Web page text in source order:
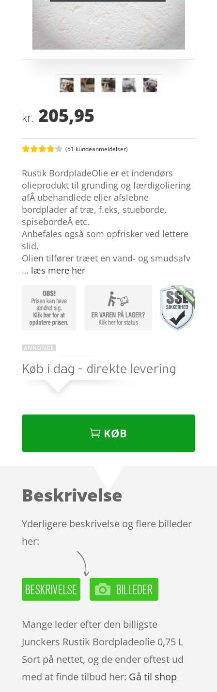
kr. 205,95
ud af 5
baseret
på
kundebedø
mmelser
(51 kundeanmeldelser)
Rustik BordpladeOlie er et indendørs
olieprodukt til grunding og færdigoliering
afÂ ubehandlede eller afslebne
bordplader af træ, f.eks, stueborde,
spisebordeÂ etc.
Anbefales også som opfrisker ved lettere
slid.
Olien tilfører træet en vand- og smudsafv
… læs mere her
KØB
Beskrivelse
Yderligere beskrivelse og flere billeder
her:
Mange leder efter den billigste
Junckers Rustik Bordpladeolie 0,75 L
Sort på nettet, og de ender oftest ud
med at finde tilbud her: Gå til shop